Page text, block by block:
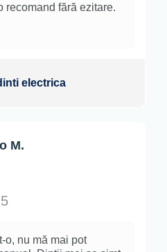
recomand fără ezitare.
electrica
M.
o, nu mă mai pot